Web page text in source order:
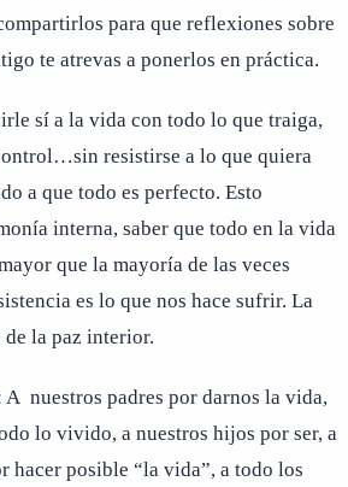
para que reflexiones sobre
te atrevas a ponerlos en práctica.
sí a la vida con todo lo que traiga,
resistirse a lo que quiera
a que todo es perfecto. Esto
interna, saber que todo en la vida
que la mayoría de las veces
es lo que nos hace sufrir. La
la paz interior.
nuestros padres por darnos la vida,
lo vivido, a nuestros hijos por ser, a
hacer posible “la vida”, a todo los